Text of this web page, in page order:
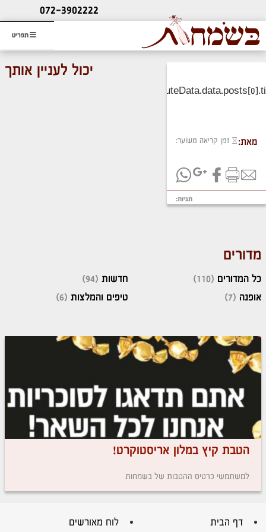
תפריט
ליעוץ חינם
והזמנת כרטיס שמחות
072-3902222
מאת: זמן קריאה משוער:
תגיות:
יכול לעניין אותך
מדורים
כל המדורים (110)
אופנה (7)
חדשות (94)
טיפים והמלצות (6)
הטבת קיץ במלון אריסטוקרט!
למשתמשי כרטיס ההטבות של בשמחות
דף הבית לוח מאורשים